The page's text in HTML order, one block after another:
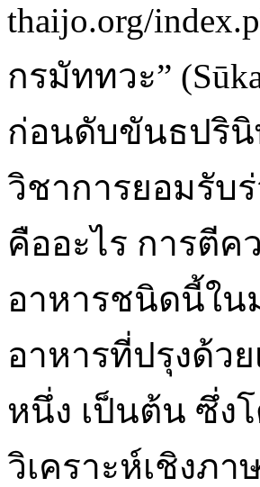
thaijo.org/
กรมัททวะ”
ก่อนดับขันธปรินิ
วิชาการยอมรับ
คืออะไร การตี
อาหารชนิดนี้ใน
อาหารที่ปรุงด้ว
หนึ่ง เป็นต้น ซึ่ง
วิเคราะห์เชิงภ